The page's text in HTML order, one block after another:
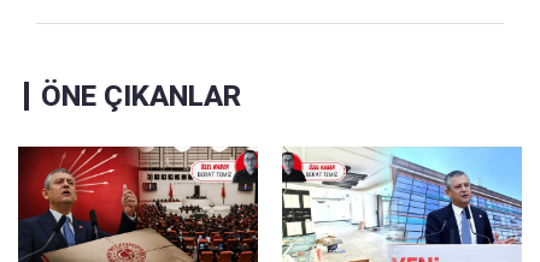
ÖNE ÇIKANLAR